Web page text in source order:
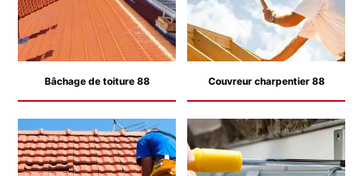
Bâchage de toiture 88 Couvreur charpentier 88